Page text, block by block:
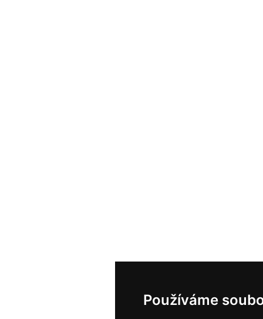
Používáme